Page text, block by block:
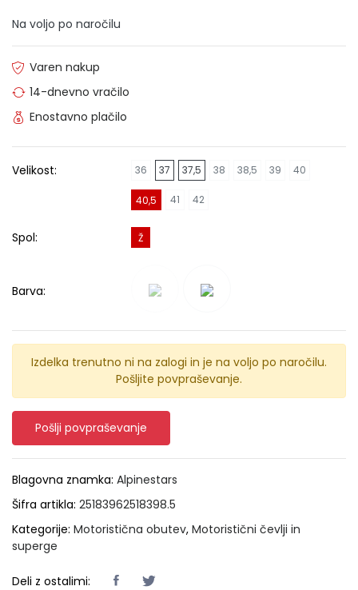
Na voljo po naročilu
Varen nakup
14-dnevno vračilo
Enostavno plačilo
Velikost: 36 37 37,5 38 38,5 39 40
40,5 41 42
Spol: Ž
Barva:
Izdelka trenutno ni na zalogi in je na voljo po naročilu.
Pošljite povpraševanje.
Pošlji povpraševanje
Blagovna znamka: Alpinestars
Šifra artikla: 25183962518398.5
Kategorije: Motoristična obutev, Motoristični čevlji in
superge
Deli z ostalimi: